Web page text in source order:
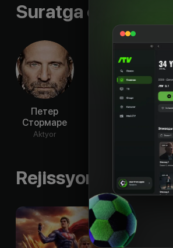
Suratga olish
Петер
Стормаре
Aktyor
Джесс
Rejissyorning